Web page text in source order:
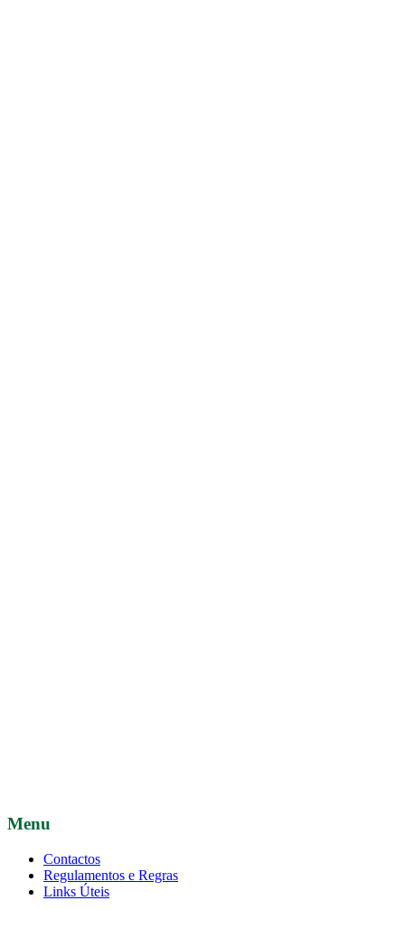
Menu
Contactos
Regulamentos e Regras
Links Úteis